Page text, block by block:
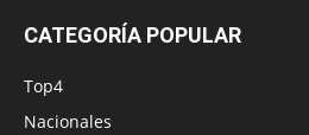
CATEGORÍA POPULAR
Top4
Nacionales